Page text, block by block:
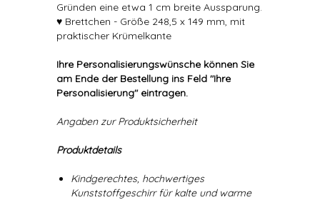
Gründen eine etwa 1 cm breite Aussparung.
♥ Brettchen - Größe 248,5 x 149 mm, mit
praktischer Krümelkante
Ihre Personalisierungswünsche können Sie
am Ende der Bestellung ins Feld "Ihre
Personalisierung" eintragen.
Angaben zur Produktsicherheit
Produktdetails
Kindgerechtes, hochwertiges
Kunststoffgeschirr für kalte und warme